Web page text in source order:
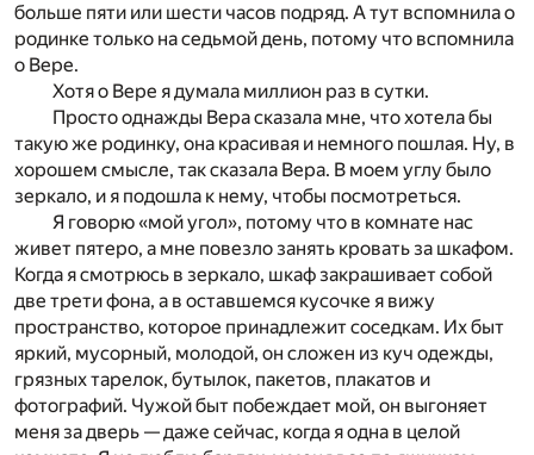
больше пяти или шести часов подряд. А тут вспомнила о
родинке только на седьмой день, потому что вспомнила
о Вере.
Хотя о Вере я думала миллион раз в сутки.
Просто однажды Вера сказала мне, что хотела бы
такую же родинку, она красивая и немного пошлая. Ну, в
хорошем смысле, так сказала Вера. В моем углу было
зеркало, и я подошла к нему, чтобы посмотреться.
Я говорю «мой угол», потому что в комнате нас
живет пятеро, а мне повезло занять кровать за шкафом.
Когда я смотрюсь в зеркало, шкаф закрашивает собой
две трети фона, а в оставшемся кусочке я вижу
пространство, которое принадлежит соседкам. Их быт
яркий, мусорный, молодой, он сложен из куч одежды,
грязных тарелок, бутылок, пакетов, плакатов и
фотографий. Чужой быт побеждает мой, он выгоняет
меня за дверь — даже сейчас, когда я одна в целой